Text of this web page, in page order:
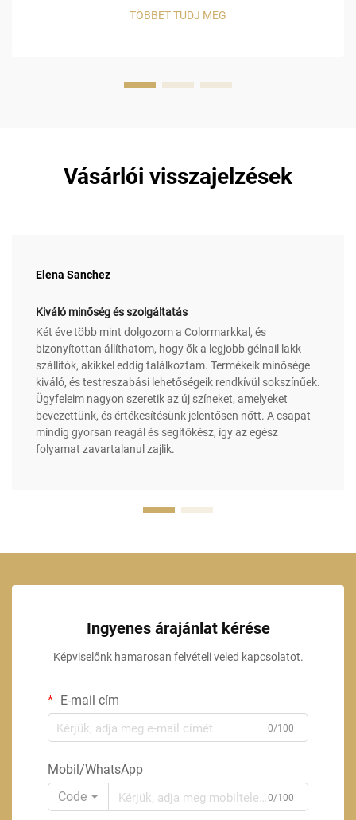
Például egy alacsony minőségű alapréteg miatt a gél szín
TÖBBET TUDJ MEG
Vásárlói visszajelzések
Elena Sanchez
Kiváló minőség és szolgáltatás
Két éve több mint dolgozom a Colormarkkal, és
bizonyítottan állíthatom, hogy ők a legjobb gélnail lakk
szállítók, akikkel eddig találkoztam. Termékeik minősége
kiváló, és testreszabási lehetőségeik rendkívül sokszínűek.
Ügyfeleim nagyon szeretik az új színeket, amelyeket
bevezettünk, és értékesítésünk jelentősen nőtt. A csapat
mindig gyorsan reagál és segítőkész, így az egész
folyamat zavartalanul zajlik.
Ingyenes árajánlat kérése
Képviselőnk hamarosan felvételi veled kapcsolatot.
E-mail cím
0/100
Mobil/WhatsApp
Code
0/100